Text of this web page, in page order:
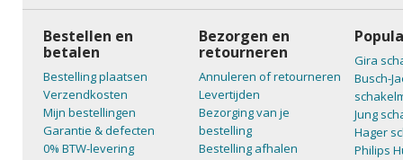
Bestellen en
betalen
Bestelling plaatsen
Verzendkosten
Mijn bestellingen
Garantie & defecten
0% BTW-levering
Bezorgen en
retourneren
Annuleren of retourneren
Levertijden
Bezorging van je
bestelling
Bestelling afhalen
Gira
Busch-
Jung
Hager
Philips